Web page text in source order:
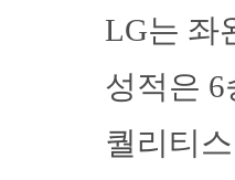
LG는 좌
성적은 6
퀄리티